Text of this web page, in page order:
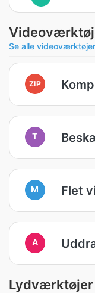
Se alle
ZIP
T
M Flet
A
Lydværktøjer